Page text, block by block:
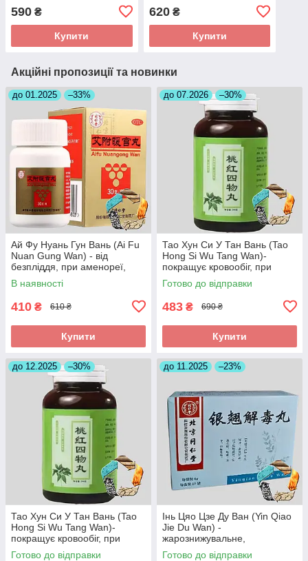
простатиті
590 ₴
Купити
620₴
Купити
Акційні пропозиції та новинки
до 01.2025 –33%
Ай Фу Нуань Гун Вань (Ai Fu
Nuan Gung Wan) - від
безпліддя, при аменореї,
загрозі викидня
В наявності
410 ₴ 610 ₴
Купити
до 07.2026 –30%
Тао Хун Си У Тан Вань (Tao
Hong Si Wu Tang Wan)-
покращує кровообіг, при
інсульті, головних болях
Готово до відправки
483 ₴ 690 ₴
Купити
до 12.2025 –30%
Тао Хун Си У Тан Вань (Tao
Hong Si Wu Tang Wan)-
покращує кровообіг, при
інсульті, головних болях
Готово до відправки
до 11.2025 –23%
Інь Цяо Цзе Ду Ван (Yin Qiao
Jie Du Wan) -
жарознижувальне,
протизапальне,антиалергічне
Готово до відправки